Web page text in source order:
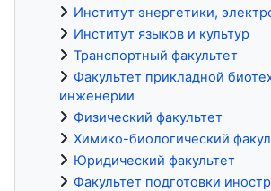
Институт энергетики,
Институт языков и культур
Транспортный факультет
Факультет прикладной
инженерии
Физический факультет
Химико-биологический
Юридический факультет
Факультет подготовки